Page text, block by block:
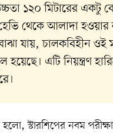
১২০ মিটারের একটু
থেকে আলাদা হওয়ার
যায়, চালকবিহীন ওই
হয়েছে। এটি নিয়ন্ত্রণ
স্টারশিপের নবম